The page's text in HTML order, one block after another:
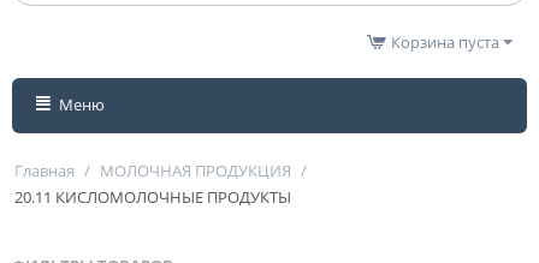
Корзина пуста
Меню
Главная / МОЛОЧНАЯ ПРОДУКЦИЯ /
20.11 КИСЛОМОЛОЧНЫЕ ПРОДУКТЫ